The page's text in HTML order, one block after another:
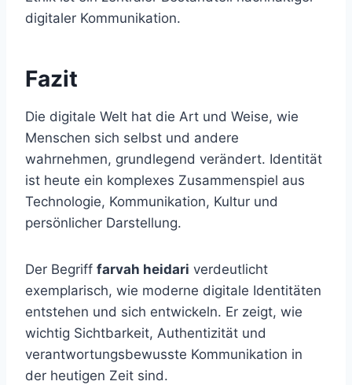
digitaler Kommunikation.
Fazit
Die digitale Welt hat die Art und Weise, wie
Menschen sich selbst und andere
wahrnehmen, grundlegend verändert. Identität
ist heute ein komplexes Zusammenspiel aus
Technologie, Kommunikation, Kultur und
persönlicher Darstellung.
Der Begriff farvah heidari verdeutlicht
exemplarisch, wie moderne digitale Identitäten
entstehen und sich entwickeln. Er zeigt, wie
wichtig Sichtbarkeit, Authentizität und
verantwortungsbewusste Kommunikation in
der heutigen Zeit sind.